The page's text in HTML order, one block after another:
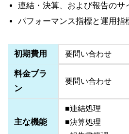
連結・決算、および報告のサ
パフォーマンス指標と運用指
初期費用 要問い合わせ
料金プラ
ン
要問い合わせ
主な機能
■連結処理
■決算処理